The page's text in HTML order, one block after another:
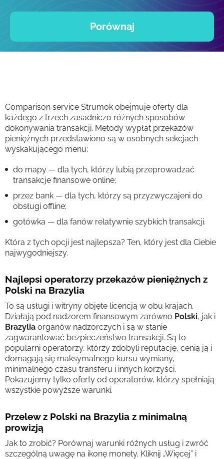
Porównaj
Comparison service Strumok obejmuje oferty dla
każdego z trzech zasadniczo różnych sposobów
dokonywania transakcji. Metody wypłat przekazów
pieniężnych przedstawiono są w osobnych sekcjach
wyskakującego menu:
do mapy — dla tych, którzy lubią przeprowadzać
transakcje finansowe online;
przez bank — dla tych, którzy są przyzwyczajeni do
obsługi offline;
gotówka — dla fanów relatywnie szybkich transakcji.
Która z tych opcji jest najlepsza? Ten, który jest dla Ciebie
najwygodniejszy.
Najlepsi operatorzy przekazów pieniężnych z
Polski na Brazylia
To są usługi i witryny objęte licencją w obu krajach.
Działają pod nadzorem finansowym zarówno Polski, jak i
Brazylia organów nadzorczych i są w stanie
zagwarantować bezpieczeństwo transakcji. Są to
popularni operatorzy, którzy zdobyli reputację, cenią ją i
domagają się maksymalnego kursu wymiany,
minimalnego czasu transferu i innych korzyści.
Pokazujemy tylko oferty od operatorów, którzy spełniają
wszystkie powyższe warunki.
Przelew z Polski na Brazylia z minimalną
prowizją
Jak to zrobić? Porównaj warunki różnych usług i zwróć
szczególną uwagę na ikonę monety. Kliknij „Więcej” i